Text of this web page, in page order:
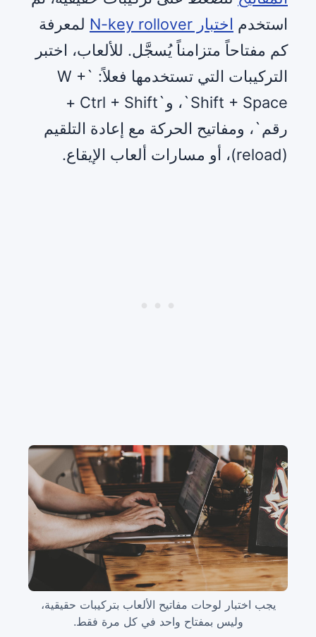
استخدم اختبار N-key rollover
لمعرفة
كم مفتاحاً متزامناً يُسجَّل. للألعاب، اختبر
التركيبات التي تستخدمها فعلاً: `W +
Shift + Space`، و`Ctrl + Shift +
رقم`، ومفاتيح الحركة مع إعادة التلقيم
(reload)، أو مسارات ألعاب الإيقاع.
يجب اختبار لوحات مفاتيح الألعاب بتركيبات حقيقية،
وليس بمفتاح واحد في كل مرة فقط.